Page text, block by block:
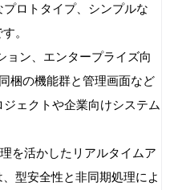
ロトタイプ、シンプルな
。
ン、エンタープライズ向
梱の機能群と管理画面など
ェクトや企業向けシステム
を活かしたリアルタイムア
型安全性と非同期処理によ